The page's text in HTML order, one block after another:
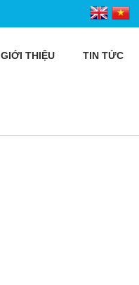
GIỚI THIỆU TIN TỨC